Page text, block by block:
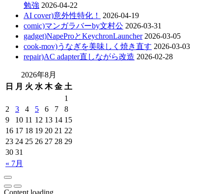
勉強 2026-04-22
AI cover)意外性特化！
2026-04-19
comic)マンガラバーby文村公 2026-03-31
gadget)NapeProとKeychronLauncher 2026-03-05
cook-mov)うなぎを美味しく焼き直す 2026-03-03
repair)AC adapter直しながら改造 2026-02-28
2026年8月
日
月 火 水 木 金 土
« 7月
1
2
3 4 5 6 7
8
9
10 11 12 13 14 15
16 17 18 19 20 21 22
23 24 25 26 27 28 29
30 31
Content loading